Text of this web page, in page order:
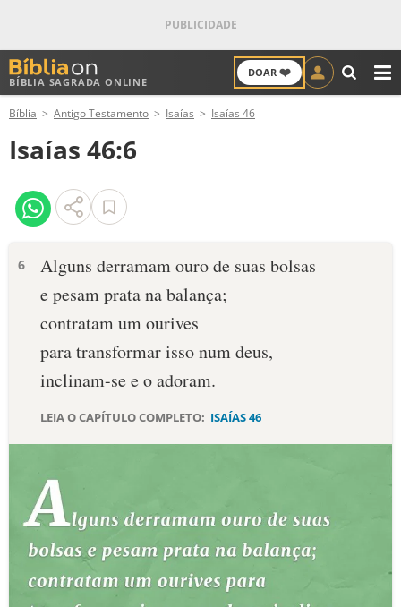
BÍBLIA SAGRADA ONLINE
DOAR ❤️
ANTIGO TESTAMENTO
NOVO TESTAMENTO
VERSÍCULOS
PALAVRA DO DIA
SALMO DO DIA
DEVOCIONAL DIÁRIO
ESTUDOS BÍBLICOS
ESBOÇOS DE PREGAÇÃO
Bíblia Antigo Testamento Isaías Isaías 46
Isaías 46:6
6
Alguns derramam ouro de suas bolsas
e pesam prata na balança;
contratam um ourives
para transformar isso num deus,
inclinam-se e o adoram.
LEIA O CAPÍTULO COMPLETO: ISAÍAS 46